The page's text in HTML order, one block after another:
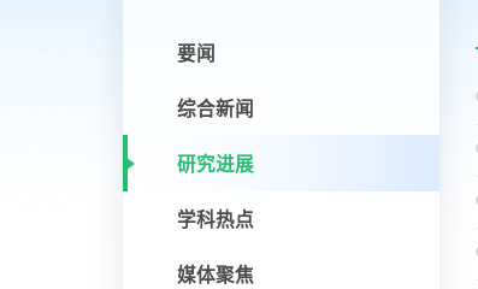
要闻
综合新闻
研究进展
学科热点
媒体聚焦